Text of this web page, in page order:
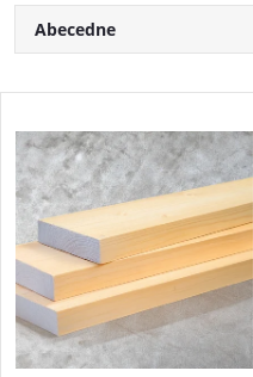
R
a
d
e
n
i
Abecedne
Najpredávanejšie
V
ý
p
i
s